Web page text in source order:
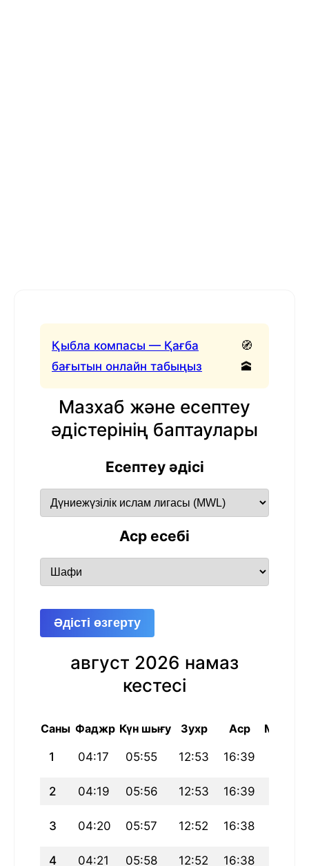
Қыбла компасы — Қағба
бағытын онлайн табыңыз
🧭
🕋
Мазхаб және есептеу
әдістерінің баптаулары
Есептеу әдісі
Аср есебі
Әдісті өзгерту
август 2026 намаз
кестесі
Саны Фаджр Күн шығу Зухр Аср Магриб
1 04:17 05:55 12:53 16:39
2 04:19 05:56 12:53 16:39
3 04:20 05:57 12:52 16:38
4 04:21 05:58 12:52 16:38